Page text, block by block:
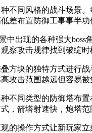
种不同风格的战斗场景
差布置防御工事事半功
中出现的各种强大boss
察攻击规律找到破绽时
叠方块的独特方式进行
攻击范围越远但容易被
种不同类型的防御塔布
，箭塔射速快，炮塔范
观的操作方式让新玩家